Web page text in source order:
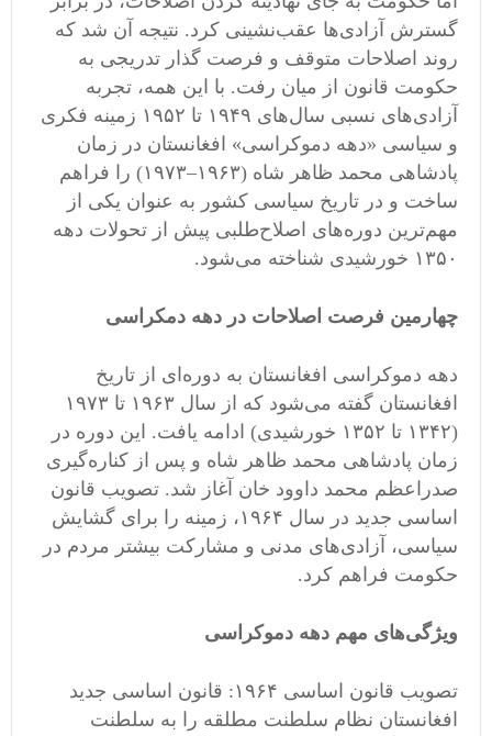
گسترش آزادی‌ها عقب‌نشینی کرد. نتیجه آن شد که
روند اصلاحات متوقف و فرصت گذار تدریجی به
حکومت قانون از میان رفت. با این همه، تجربه
آزادی‌های نسبی سال‌های ۱۹۴۹ تا ۱۹۵۲ زمینه فکری
و سیاسی «دهه دموکراسی» افغانستان در زمان
پادشاهی محمد ظاهر شاه (۱۹۶۳–۱۹۷۳) را فراهم
ساخت و در تاریخ سیاسی کشور به عنوان یکی از
مهم‌ترین دوره‌های اصلاح‌طلبی پیش از تحولات دهه
۱۳۵۰ خورشیدی شناخته می‌شود.
چهارمین فرصت اصلاحات در دهه دمکراسی
دهه دموکراسی افغانستان به دوره‌ای از تاریخ
افغانستان گفته می‌شود که از سال ۱۹۶۳ تا ۱۹۷۳
(۱۳۴۲ تا ۱۳۵۲ خورشیدی) ادامه یافت. این دوره در
زمان پادشاهی محمد ظاهر شاه و پس از کناره‌گیری
صدراعظم محمد داوود خان آغاز شد. تصویب قانون
اساسی جدید در سال ۱۹۶۴، زمینه را برای گشایش
سیاسی، آزادی‌های مدنی و مشارکت بیشتر مردم در
حکومت فراهم کرد.
ویژگی‌های مهم دهه دموکراسی
تصویب قانون اساسی ۱۹۶۴: قانون اساسی جدید
افغانستان نظام سلطنت مطلقه را به سلطنت